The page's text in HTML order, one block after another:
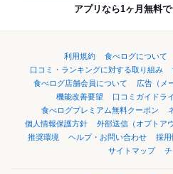
アプリなら1ヶ月無料
利用規約 食べログについて
口コミ・ランキングに対する取り組み
食べログ店舗会員について
広告（メ
機能改善要望
口コミガイドラ
食べログプレミアム無料クーポン
個人情報保護方針
外部送信（オプトアウ
推奨環境
ヘルプ・お問い合わせ 採用
サイトマップ